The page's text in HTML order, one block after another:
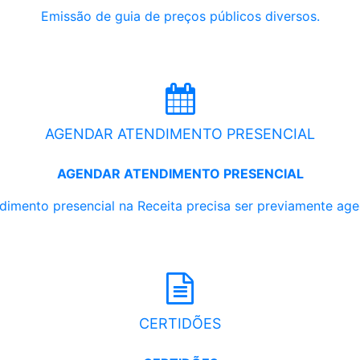
Emissão de guia de preços públicos diversos.
AGENDAR ATENDIMENTO PRESENCIAL
AGENDAR ATENDIMENTO PRESENCIAL
presencial na Receita precisa ser previamente
CERTIDÕES